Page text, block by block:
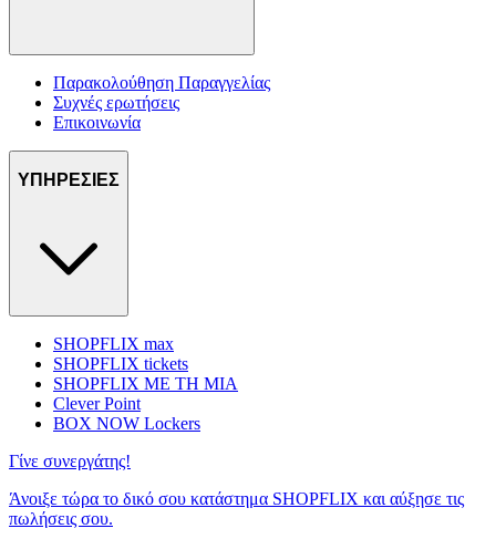
Παρακολούθηση Παραγγελίας
Συχνές ερωτήσεις
Επικοινωνία
ΥΠΗΡΕΣΙΕΣ
SHOPFLIX max
SHOPFLIX tickets
SHOPFLIX ΜΕ ΤΗ ΜΙΑ
Clever Point
BOX NOW Lockers
Γίνε συνεργάτης!
Άνοιξε τώρα το δικό σου κατάστημα SHOPFLIX και αύξησε τις
πωλήσεις σου.